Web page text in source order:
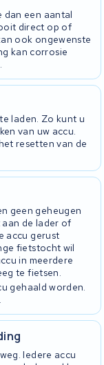
dan een aantal
direct op of
ook ongewenste
kan corrosie
laden. Zo kunt u
van uw accu.
resetten van de
geen geheugen
de lader of
accu gerust
fietstocht wil
in meerdere
te fietsen.
gehaald worden.
Iedere accu